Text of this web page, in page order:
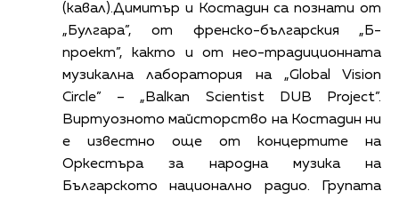
(кавал).Димитър и Костадин са познати от
„Булгара”, от френско-българския „Б-
проект”, както и от нео-традиционната
музикална лаборатория на „Global Vision
Circle” – „Balkan Scientist DUB Project”.
Виртуозното майсторство на Костадин ни
е известно още от концертите на
Оркестъра за народна музика на
Българското национално радио. Групата